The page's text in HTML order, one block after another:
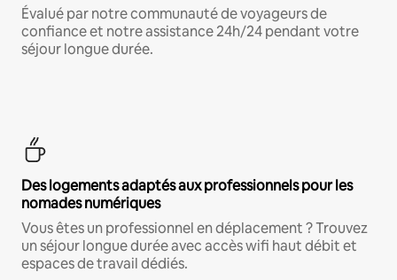
Évalué par notre communauté de voyageurs de
confiance et notre assistance 24h/24 pendant votre
séjour longue durée.
Des logements adaptés aux professionnels pour les
nomades numériques
Vous êtes un professionnel en déplacement ? Trouvez
un séjour longue durée avec accès wifi haut débit et
espaces de travail dédiés.